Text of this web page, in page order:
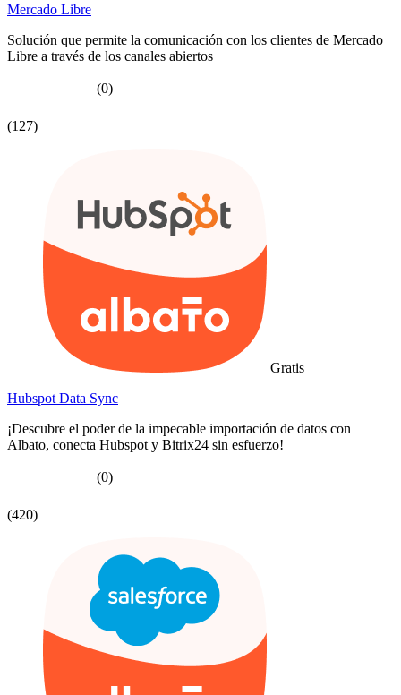
Mercado Libre
Solución que permite la comunicación con los clientes de Mercado
Libre a través de los canales abiertos
(0)
(127)
Gratis
Hubspot Data Sync
¡Descubre el poder de la impecable importación de datos con
Albato, conecta Hubspot y Bitrix24 sin esfuerzo!
(0)
(420)